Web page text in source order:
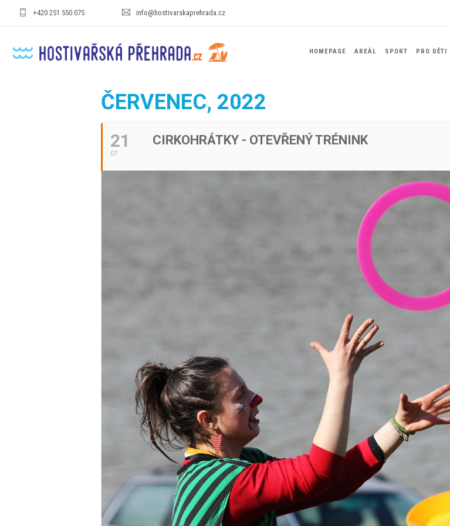
+420 251 550 075 info@hostivarskaprehrada.cz
HOMEPAGE AREÁL SPORT PRO DĚTI
ČERVENEC, 2022
21
07
CIRKOHRÁTKY - OTEVŘENÝ TRÉNINK